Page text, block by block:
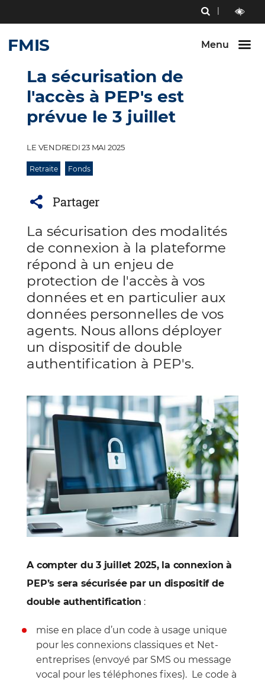
contenu
menu
bouton
Menu
RECHERCHE
FMIS Menu
La sécurisation de
l'accès à PEP's est
prévue le 3 juillet
LE VENDREDI 23 MAI 2025
Retraite Fonds
Partager
La sécurisation des modalités
de connexion à la plateforme
répond à un enjeu de
protection de l'accès à vos
données et en particulier aux
données personnelles de vos
agents. Nous allons déployer
un dispositif de double
authentification à PEP's.
A compter du 3 juillet 2025, la connexion à
PEP’s sera sécurisée par un dispositif de
double authentification :
mise en place d’un code à usage unique
pour les connexions classiques et Net-
entreprises (envoyé par SMS ou message
vocal pour les téléphones fixes). Le code à